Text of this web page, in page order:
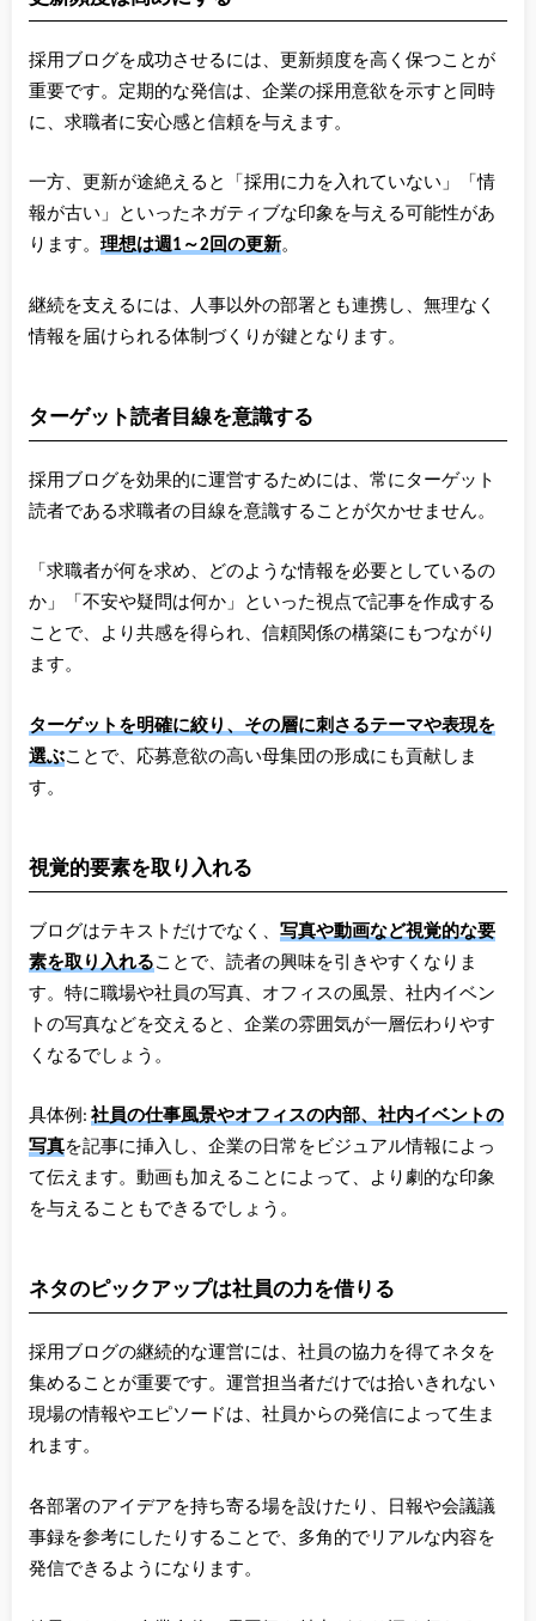
採用ブログを成功させるには、更新頻度を高く保つことが
重要です。定期的な発信は、企業の採用意欲を示すと同時
に、求職者に安心感と信頼を与えます。
一方、更新が途絶えると「採用に力を入れていない」「情
報が古い」といったネガティブな印象を与える可能性があ
ります。 理想は週1～2回の更新。
継続を支えるには、人事以外の部署とも連携し、無理なく
情報を届けられる体制づくりが鍵となります。
ターゲット読者目線を意識する
採用ブログを効果的に運営するためには、常にターゲット
読者である求職者の目線を意識することが欠かせません。
「求職者が何を求め、どのような情報を必要としているの
か」「不安や疑問は何か」といった視点で記事を作成する
ことで、より共感を得られ、信頼関係の構築にもつながり
ます。
ターゲットを明確に絞り、その層に刺さるテーマや表現を
選ぶことで、応募意欲の高い母集団の形成にも貢献しま
す。
視覚的要素を取り入れる
ブログはテキストだけでなく、 写真や動画など視覚的な要
素を取り入れることで、読者の興味を引きやすくなりま
す。特に職場や社員の写真、オフィスの風景、社内イベン
トの写真などを交えると、企業の雰囲気が一層伝わりやす
くなるでしょう。
具体例: 社員の仕事風景やオフィスの内部、社内イベントの
写真を記事に挿入し、企業の日常をビジュアル情報によっ
て伝えます。動画も加えることによって、より劇的な印象
を与えることもできるでしょう。
ネタのピックアップは社員の力を借りる
採用ブログの継続的な運営には、社員の協力を得てネタを
集めることが重要です。運営担当者だけでは拾いきれない
現場の情報やエピソードは、社員からの発信によって生ま
れます。
各部署のアイデアを持ち寄る場を設けたり、日報や会議議
事録を参考にしたりすることで、多角的でリアルな内容を
発信できるようになります。